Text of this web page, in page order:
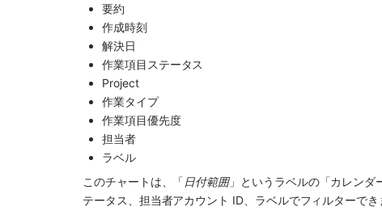
要約
作成時刻
解決日
作業項目ステータス
Project
作業タイプ
作業項目優先度
担当者
ラベル
このチャートは、「日付範囲」というラベルの「カレンダ
テータス、担当者アカウント ID、ラベルでフィルターでき